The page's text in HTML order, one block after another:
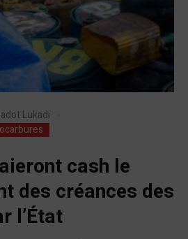
Lukadi
cash le
des créances des
l’État